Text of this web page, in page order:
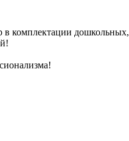
комплектации дошкольных,